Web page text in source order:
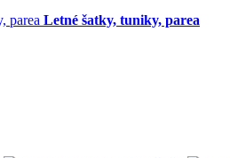
Letné šatky, tuniky, parea